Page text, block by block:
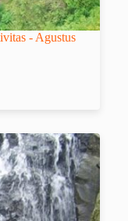
- Agustus